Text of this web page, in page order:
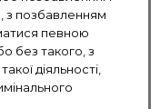
з позбавленням
певною
без такого, з
діяльності,